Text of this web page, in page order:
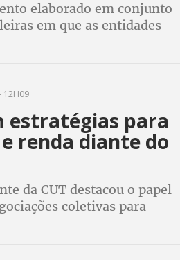
elaborado em conjunto
em que as entidades
12H09
estratégias para
renda diante do
da CUT destacou o papel
coletivas para